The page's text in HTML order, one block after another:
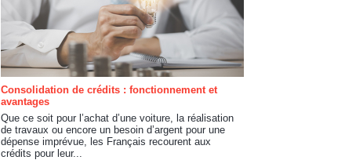
Consolidation de crédits : fonctionnement et
avantages
Que ce soit pour l’achat d’une voiture, la réalisation
de travaux ou encore un besoin d’argent pour une
dépense imprévue, les Français recourent aux
crédits pour leur...